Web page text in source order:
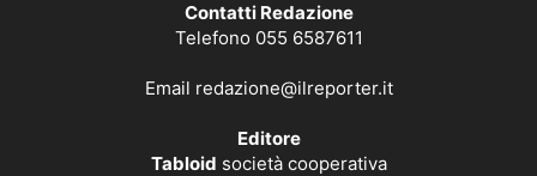
Contatti Redazione
Telefono 055 6587611
Email redazione@ilreporter.it
Editore
Tabloid società cooperativa